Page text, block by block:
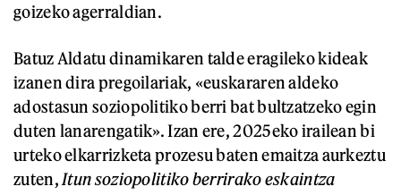
goizeko agerraldian.
Batuz Aldatu dinamikaren talde eragileko kideak
izanen dira pregoilariak, «euskararen aldeko
adostasun soziopolitiko berri bat bultzatzeko egin
duten lanarengatik». Izan ere, 2025eko irailean bi
urteko elkarrizketa prozesu baten emaitza aurkeztu
zuten, Itun soziopolitiko berrirako eskaintza